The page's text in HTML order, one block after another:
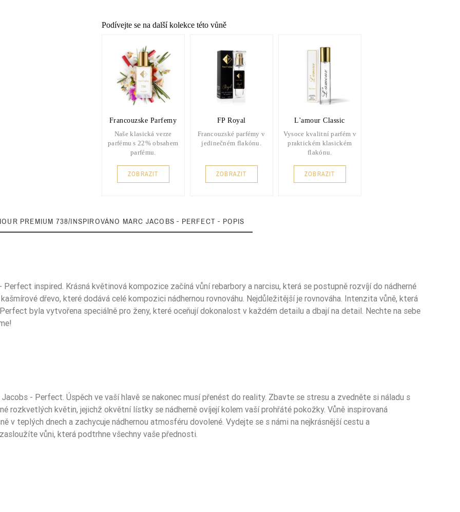
Podívejte se na další kolekce této vůně
Francouzske Parfemy
Naše klasická verze
parfému s 22% obsahem
parfému.
ZOBRAZIT
FP Royal
Francouzské parfémy v
jedinečném flakónu.
ZOBRAZIT
L'amour Classic
Vysoce kvalitní parfém v
praktickém klasickém
flakónu.
ZOBRAZIT
PREMIUM 738/INSPIROVÁNO MARC JACOBS - PERFECT - POPIS
inspired. Krásná květinová kompozice začíná vůní rebarbory a narcisu, která se postupně rozvíjí do nádherné
dřevo, které dodává celé kompozici nádhernou rovnováhu. Nejdůležitější je rovnováha. Intenzita vůně, která
byla vytvořena speciálně pro ženy, které oceňují dokonalost v každém detailu a dbají na detail. Nechte na sebe
- Perfect. Úspěch ve vaší hlavě se nakonec musí přenést do reality. Zbavte se stresu a zvedněte si náladu s
rozkvetlých květin, jejichž okvětní lístky se nádherně ovíjejí kolem vaší prohřáté pokožky. Vůně inspirovaná
teplých dnech a zachycuje nádhernou atmosféru dovolené. Vydejte se s námi na nejkrásnější cestu a
vůni, která podtrhne všechny vaše přednosti.
5906826254977